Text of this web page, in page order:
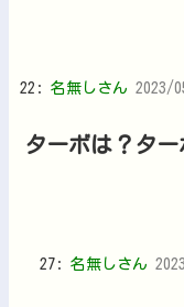
22: 名無しさん 2023/
ターボは？タ
27: 名無しさん